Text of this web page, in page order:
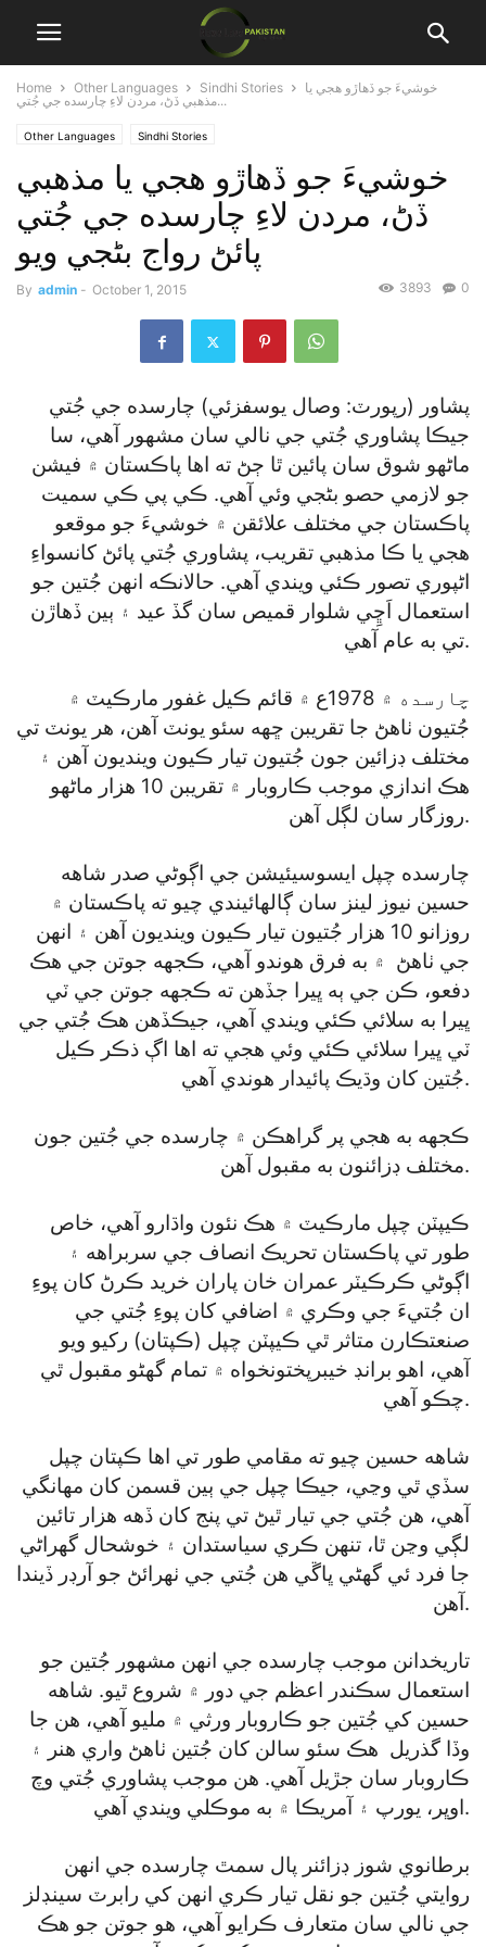
Home Other Languages Sindhi Stories
خوشيءَ جو ڏهاڙو هجي يا
مذهبي ڏڻ، مردن لاءِ چارسده جي جُتي...
Other Languages Sindhi Stories
خوشيءَ جو ڏهاڙو هجي يا مذهبي
ڏڻ، مردن لاءِ چارسده جي جُتي
پائڻ رواج بڻجي ويو
By admin - October 1, 2015 0
3893
پشاور (رپورٽ: وصال يوسفزئي) چارسده جي جُتي
جيڪا پشاوري جُتي جي نالي سان مشهور آهي، سا
ماڻهو شوق سان پائين ٿا ڄڻ ته اها پاڪستان ۾ فيشن
جو لازمي حصو بڻجي وئي آهي. ڪي پي ڪي سميت
پاڪستان جي مختلف علائقن ۾ خوشيءَ جو موقعو
هجي يا ڪا مذهبي تقريب، پشاوري جُتي پائڻ کانسواءِ
اڻپوري تصور ڪئي ويندي آهي. حالانڪه انهن جُتين جو
استعمال اَڇِي شلوار قميص سان گڏ عيد ۽ ٻين ڏهاڙن
تي به عام آهي.
چارسده ۾ 1978ع ۾ قائم ڪيل غفور مارڪيٽ ۾
جُتيون ٺاهڻ جا تقريبن ڇهه سئو يونٽ آهن، هر يونٽ تي
مختلف ڊزائين جون جُتيون تيار ڪيون وينديون آهن ۽
هڪ اندازي موجب ڪاروبار ۾ تقريبن 10 هزار ماڻهو
روزگار سان لڳل آهن.
چارسده چپل ايسوسيئيشن جي اڳوڻي صدر شاهه
حسين نيوز لينز سان ڳالهائيندي چيو ته پاڪستان ۾
روزانو 10 هزار جُتيون تيار ڪيون وينديون آهن ۽ انهن
جي ٺاهڻ ۾ به فرق هوندو آهي، ڪجهه جوتن جي هڪ
دفعو، ڪن جي ٻه ڀيرا جڏهن ته ڪجهه جوتن جي ٽي
ڀيرا به سلائي ڪئي ويندي آهي، جيڪڏهن هڪ جُتي جي
ٽي ڀيرا سلائي ڪئي وئي هجي ته اها اڳ ذڪر ڪيل
جُتين کان وڌيڪ پائيدار هوندي آهي.
ڪجهه به هجي پر گراهڪن ۾ چارسده جي جُتين جون
مختلف ڊزائنون به مقبول آهن.
ڪيپٽن چپل مارڪيٽ ۾ هڪ نئون واڌارو آهي، خاص
طور تي پاڪستان تحريڪ انصاف جي سربراهه ۽
اڳوڻي ڪرڪيٽر عمران خان پاران خريد ڪرڻ کان پوءِ
ان جُتيءَ جي وڪري ۾ اضافي کان پوءِ جُتي جي
صنعتڪارن متاثر ٿي ڪيپٽن چپل (ڪپتان) رکيو ويو
آهي، اهو برانڊ خيبرپختونخواه ۾ تمام گهڻو مقبول ٿي
چڪو آهي.
شاهه حسين چيو ته مقامي طور تي اها ڪپتان چپل
سڏي ٿي وڃي، جيڪا چپل جي ٻين قسمن کان مهانگي
آهي، هن جُتي جي تيار ٿيڻ تي پنج کان ڏهه هزار تائين
لڳي وڃن ٿا، تنهن ڪري سياستدان ۽ خوشحال گهراڻي
جا فرد ئي گهڻي ڀاڱي هن جُتي جي ٺهرائڻ جو آرڊر ڏيندا
آهن.
تاريخدانن موجب چارسده جي انهن مشهور جُتين جو
استعمال سڪندر اعظم جي دور ۾ شروع ٿيو. شاهه
حسين کي جُتين جو ڪاروبار ورثي ۾ مليو آهي، هن جا
وڏا گذريل هڪ سئو سالن کان جُتين ٺاهڻ واري هنر ۽
ڪاروبار سان جڙيل آهي. هن موجب پشاوري جُتي وچ
اوڀر، يورپ ۽ آمريڪا ۾ به موڪلي ويندي آهي.
برطانوي شوز ڊزائنر پال سمٿ چارسده جي انهن
روايتي جُتين جو نقل تيار ڪري انهن کي رابرٽ سينڊلز
جي نالي سان متعارف ڪرايو آهي، هو جوتن جو هڪ